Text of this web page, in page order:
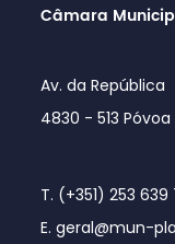
Câmara
Av. da República
4830 - 513
T. (+351) 253 639
E. geral@mun-